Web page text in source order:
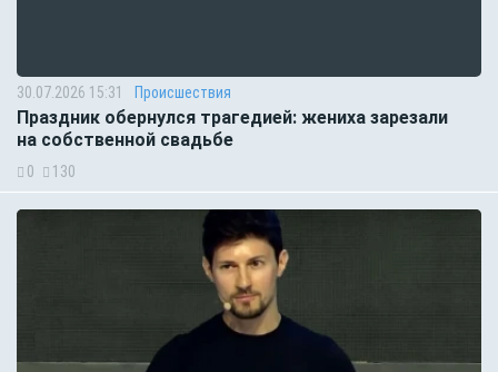
30.07.2026 15:31 Происшествия
Праздник обернулся трагедией: жениха зарезали
на собственной свадьбе
0 130